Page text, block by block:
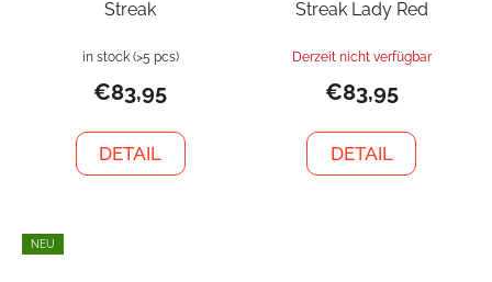
Streak
in stock (>5 pcs)
€83,95
DETAIL
Streak Lady Red
Derzeit nicht verfügbar
€83,95
DETAIL
NEU